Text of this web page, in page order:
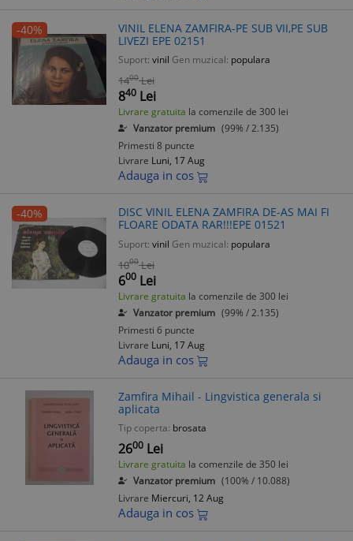
-40%
VINIL ELENA ZAMFIRA-PE SUB VII,PE SUB
LIVEZI EPE 02151
Suport: vinil Gen muzical: populara
1400 Lei
840 Lei
Livrare gratuita la comenzile de 300 lei
Vanzator premium (99% / 2.135)
Primesti 8 puncte
Livrare Luni, 17 Aug
Adauga in cos
-40%
DISC VINIL ELENA ZAMFIRA DE-AS MAI FI
FLOARE ODATA RAR!!!EPE 01521
Suport: vinil Gen muzical: populara
1000 Lei
600 Lei
Livrare gratuita la comenzile de 300 lei
Vanzator premium (99% / 2.135)
Primesti 6 puncte
Livrare Luni, 17 Aug
Adauga in cos
Zamfira Mihail - Lingvistica generala si
aplicata
Tip coperta: brosata
2600 Lei
Livrare gratuita la comenzile de 350 lei
Vanzator premium (100% / 10.088)
Livrare Miercuri, 12 Aug
Adauga in cos